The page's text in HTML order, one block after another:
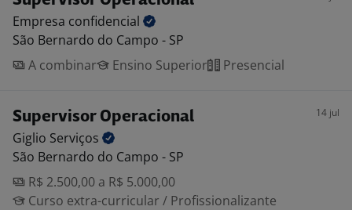
Empresa confidencial
São Bernardo do Campo - SP
A combinar
Ensino Superior Presencial
Supervisor Operacional 14 jul
Giglio Serviços
São Bernardo do Campo - SP
R$ 2.500,00 a R$ 5.000,00
Curso extra-curricular / Profissionalizante